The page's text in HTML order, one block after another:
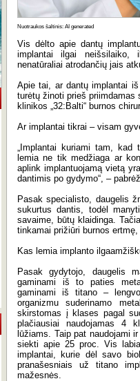
Nuotraukos šaltinis: AI generated
Vis dėlto apie dantų
implantai ilgai neišsilaiko,
nenatūraliai atrodančių jais
Apie tai, ar dantų implantai
turėtų žinoti prieš priimdamas
klinikos „32:Balti“ burnos
Ar implantai tikrai – visam
„Implantai kuriami tam, kad
lemia ne tik medžiaga ar
aplink implantuojamą vietą
dantimis po gydymo“, –
Pasak specialisto, daugelis
sukurtus dantis, todėl
savaime, būtų klaidinga.
tinkamai prižiūri burnos
Kas lemia implanto
Pasak gydytojo, daugelis
gaminami iš to paties
gaminami iš titano –
organizmu suderinamo
skirstomas į klases pagal
plačiausiai naudojamas 4
lūžiams. Taip pat naudojami
siekti apie 25 proc. Vis
implantai, kurie dėl savo
pranašesniais už titano
mažesnės.